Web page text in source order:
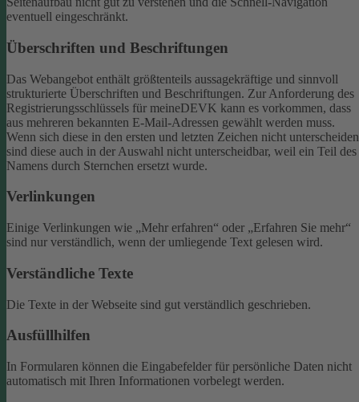
eventuell eingeschränkt.
Überschriften und Beschriftungen
Das Webangebot enthält größtenteils aussagekräftige und sinnvoll
strukturierte Überschriften und Beschriftungen. Zur Anforderung des
Registrierungsschlüssels für meineDEVK kann es vorkommen, dass
aus mehreren bekannten E-Mail-Adressen gewählt werden muss.
Wenn sich diese in den ersten und letzten Zeichen nicht
sind diese auch in der Auswahl nicht unterscheidbar, weil ein Teil des
Namens durch Sternchen ersetzt wurde.
Verlinkungen
Einige Verlinkungen wie „Mehr erfahren“ oder „Erfahren Sie mehr“
sind nur verständlich, wenn der umliegende Text gelesen wird.
Verständliche Texte
Die Texte in der Webseite sind gut verständlich geschrieben.
Ausfüllhilfen
In Formularen können die Eingabefelder für persönliche Daten nicht
automatisch mit Ihren Informationen vorbelegt werden.